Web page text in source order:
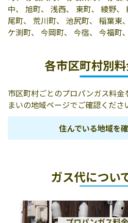
の1
有限会社山田米
店
503-0015 大
林町3-53
有限会社山口屋
503-1621 大
上石津町下多
野田屋商店
503-0983 大垣
静里町1764
木戸屋醸造株式
大垣市木戸町
4-20
144
中、 旭町、 浅西、 東町、 綾野、
尾町、 荒川町、 池尻町、 稲葉東
ケ渕町、 今岡町、 今宿、 今福町
各市区町村別
市区町村ごとのプロパンガス料
まいの地域ページでご確認くださ
住んでいる地域を
瑞穂市
大垣市
海津市
ガス代につい